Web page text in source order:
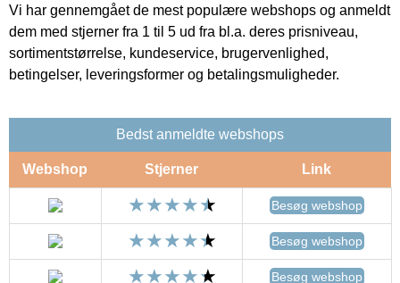
Vi har gennemgået de mest populære webshops og anmeldt
dem med stjerner fra 1 til 5 ud fra bl.a. deres prisniveau,
sortimentstørrelse, kundeservice, brugervenlighed,
betingelser, leveringsformer og betalingsmuligheder.
Bedst anmeldte webshops
Webshop Stjerner Link
Besøg webshop
Besøg webshop
Besøg webshop